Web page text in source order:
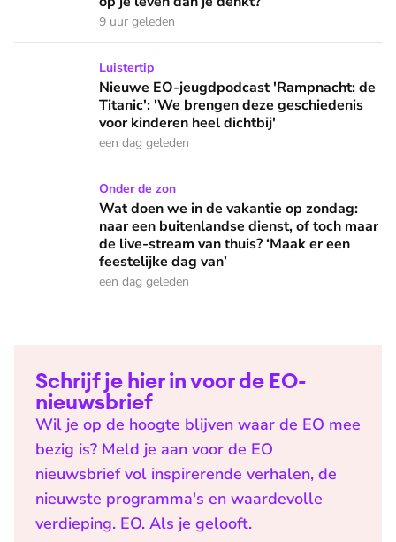
9 uur geleden
Nieuwe EO-jeugdpodcast 'Rampnacht: de Titanic': 'We
Luistertip
Nieuwe EO-jeugdpodcast 'Rampnacht: de
Titanic': 'We brengen deze geschiedenis
voor kinderen heel dichtbij'
een dag geleden
Wat doen we in de vakantie op zondag: naar een
Onder de zon
Wat doen we in de vakantie op zondag:
naar een buitenlandse dienst, of toch maar
de live-stream van thuis? ‘Maak er een
feestelijke dag van’
een dag geleden
Schrijf je hier in voor de EO-
nieuwsbrief
Wil je op de hoogte blijven waar de EO mee
bezig is? Meld je aan voor de EO
nieuwsbrief vol inspirerende verhalen, de
nieuwste programma's en waardevolle
verdieping. EO. Als je gelooft.